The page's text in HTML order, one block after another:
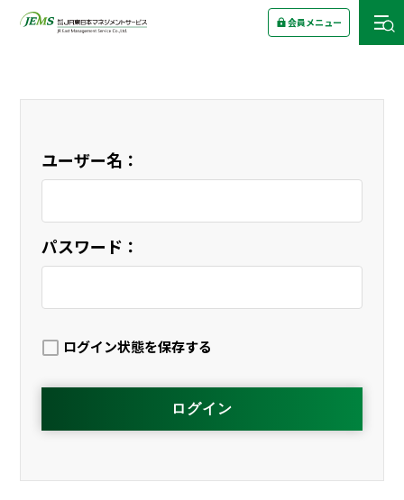
会員メニュー
ユーザー名：
パスワード：
ログイン状態を保存する